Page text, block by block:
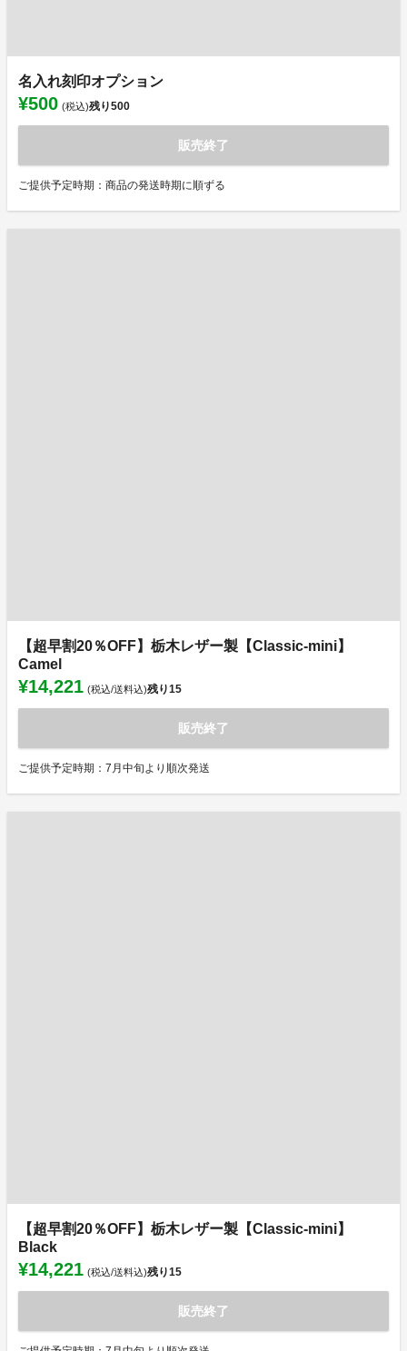
名入れ刻印オプション
¥500 (税込)残り500
販売終了
ご提供予定時期：商品の発送時期に順ずる
【超早割20％OFF】栃木レザー製【Classic-mini】
Camel
¥14,221 (税込/送料込)残り15
販売終了
ご提供予定時期：7月中旬より順次発送
【超早割20％OFF】栃木レザー製【Classic-mini】
Black
¥14,221 (税込/送料込)残り15
販売終了